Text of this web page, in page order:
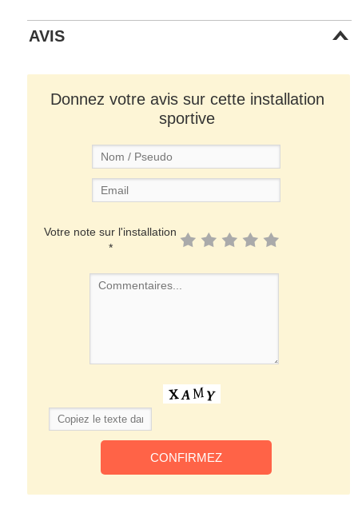
AVIS
Donnez votre avis sur cette installation
sportive
Votre note sur l'installation
*